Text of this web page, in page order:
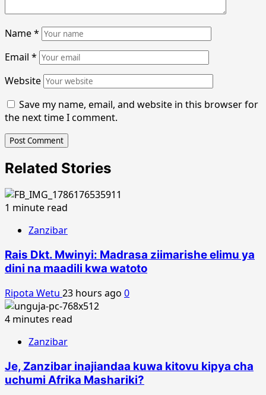
Name*
Email *
Website
Save my name, email, and website in this browser for
the next time I comment.
Related Stories
1 minute read
Zanzibar
Rais Dkt. Mwinyi: Madrasa ziimarishe elimu ya
dini na maadili kwa watoto
Ripota Wetu 23 hours ago 0
4 minutes read
Zanzibar
Je, Zanzibar inajiandaa kuwa kitovu kipya cha
uchumi Afrika Mashariki?